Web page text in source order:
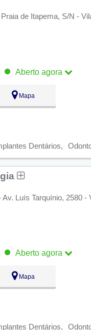
de Itapema, S/N -
Aberto agora
Mapa
Dentários
Luís Tarquínio, 2580
Aberto agora
Mapa
Dentários